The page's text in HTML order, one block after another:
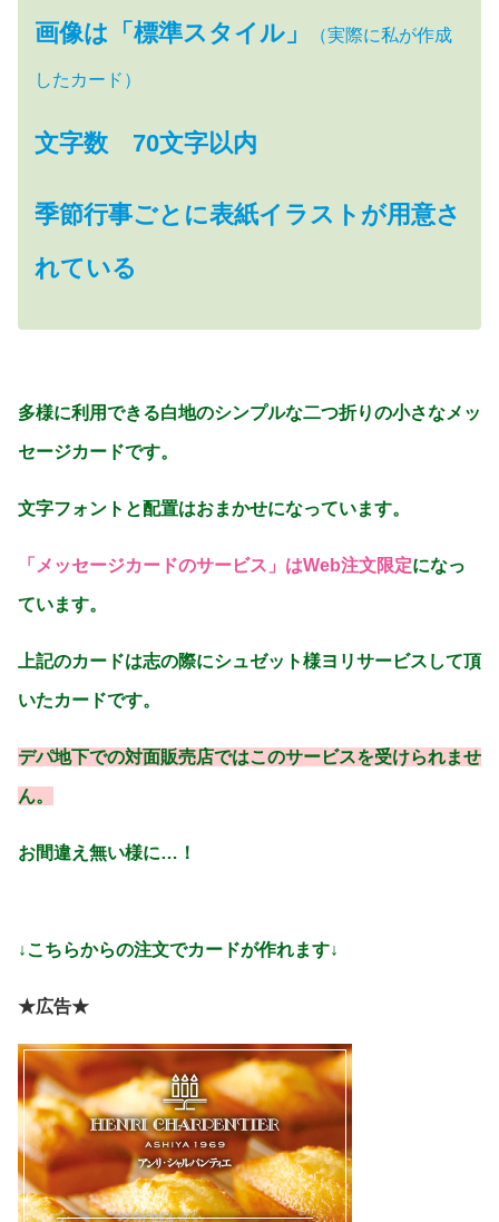
画像は「標準スタイル」 （実際に私が作成
したカード）
文字数 70文字以内
季節行事ごとに表紙イラストが用意さ
れている
多様に利用できる白地のシンプルな二つ折りの小さなメッ
セージカードです。
文字フォントと配置はおまかせになっています。
「メッセージカードのサービス」はWeb注文限定になっ
ています。
上記のカードは志の際にシュゼット様ヨリサービスして頂
いたカードです。
デパ地下での対面販売店ではこのサービスを受けられませ
ん。
お間違え無い様に…！
↓こちらからの注文でカードが作れます↓
★広告★